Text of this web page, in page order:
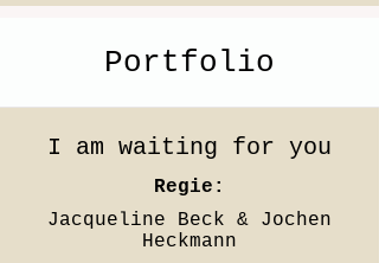
Portfolio
I am waiting for you
Regie:
Jacqueline Beck & Jochen
Heckmann